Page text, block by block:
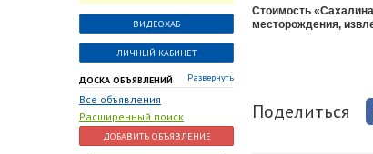
ВИДЕОХАБ
ЛИЧНЫЙ КАБИНЕТ
ДОСКА ОБЪЯВЛЕНИЙ Развернуть
Все объявления
Расширенный поиск
ДОБАВИТЬ ОБЪЯВЛЕНИЕ
Стоимость
месторождения,
Поделиться